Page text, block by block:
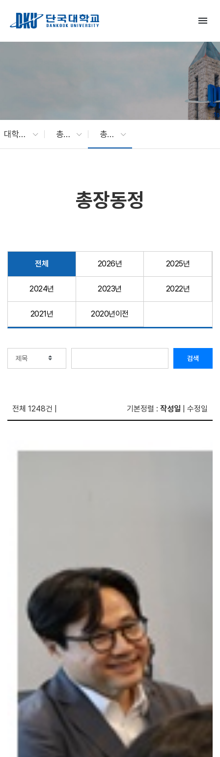
menu
대학소개 총장 소개 총장동정
총장동정
전체 2026년 2025년
2024년 2023년 2022년
2021년 2020년이전
검색
전체 1248건 기본정렬 : 작성일 수정일